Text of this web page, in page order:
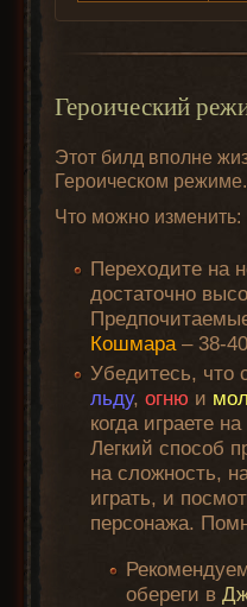
Героический
Этот билд вполне
Героическом режиме.
Что можно изменить:
Переходите на
достаточно
Кошмара– 38-
Убедитесь, что
льду,огню и
когда играете на
Легкий способ
на сложность,
играть, и
персонажа.
обереги в